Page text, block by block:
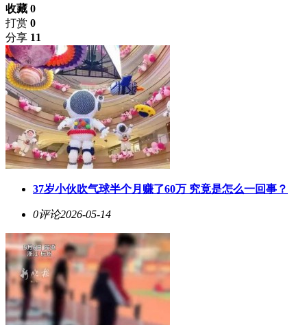
收藏 0
打赏 0
分享 11
37岁小伙吹气球半个月赚了60万 究竟是怎么一回事？
0评论2026-05-14